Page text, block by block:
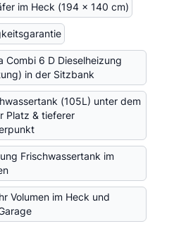
im Heck (194 x 140 cm)
Combi 6 D Dieselheizung
in der Sitzbank
(105L) unter dem
Platz & tieferer
Frischwassertank im
Volumen im Heck und